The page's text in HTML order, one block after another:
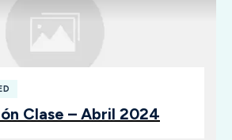
Clase – Abril 2024